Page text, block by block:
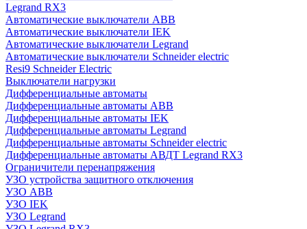
Legrand RX3
Автоматические выключатели ABB
Автоматические выключатели IEK
Автоматические выключатели Legrand
Автоматические выключатели Schneider electric
Resi9 Schneider Electric
Выключатели нагрузки
Дифференциальные автоматы
Дифференциальные автоматы ABB
Дифференциальные автоматы IEK
Дифференциальные автоматы Legrand
Дифференциальные автоматы Schneider electric
Дифференциальные автоматы АВДТ Legrand RX3
Ограничители перенапряжения
УЗО устройства защитного отключения
УЗО ABB
УЗО IEK
УЗО Legrand